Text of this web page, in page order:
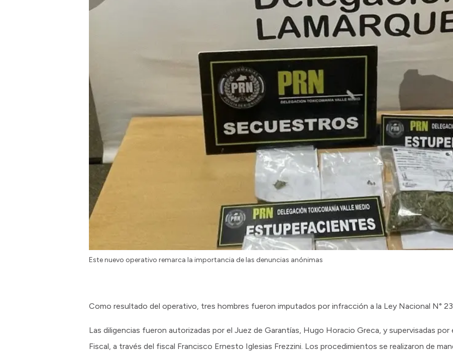
Este nuevo operativo remarca la importancia de las denuncias anónimas
Como resultado del operativo, tres hombres fueron imputados por infracción a la Ley Nacional N°
Las diligencias fueron autorizadas por el Juez de Garantías, Hugo Horacio Greca, y supervisadas por
Fiscal, a través del fiscal Francisco Ernesto Iglesias Frezzini. Los procedimientos se realizaron de